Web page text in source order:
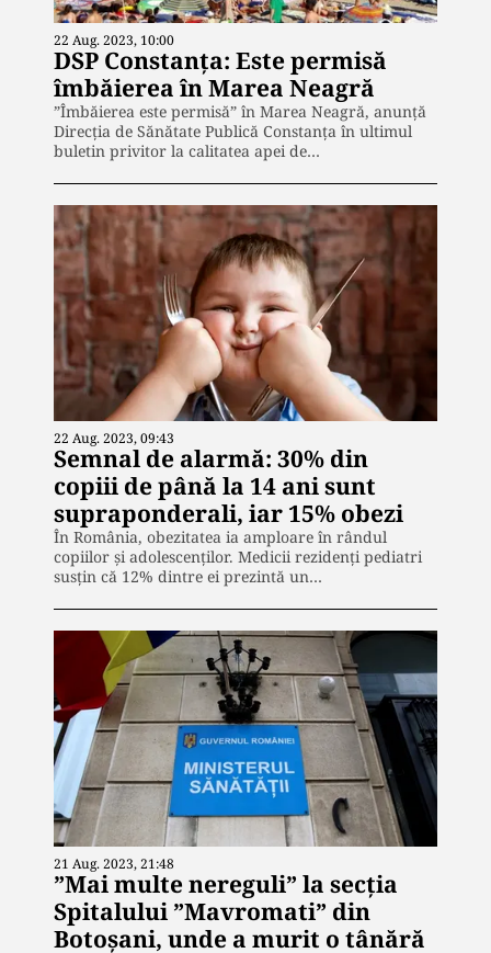
22 Aug. 2023, 10:00
DSP Constanța: Este permisă
îmbăierea în Marea Neagră
”Îmbăierea este permisă” în Marea Neagră, anunță
Direcția de Sănătate Publică Constanța în ultimul
buletin privitor la calitatea apei de…
22 Aug. 2023, 09:43
Semnal de alarmă: 30% din
copiii de până la 14 ani sunt
supraponderali, iar 15% obezi
În România, obezitatea ia amploare în rândul
copiilor și adolescenților. Medicii rezidenți pediatri
susțin că 12% dintre ei prezintă un…
21 Aug. 2023, 21:48
”Mai multe nereguli” la secția
Spitalului ”Mavromati” din
Botoșani, unde a murit o tânără